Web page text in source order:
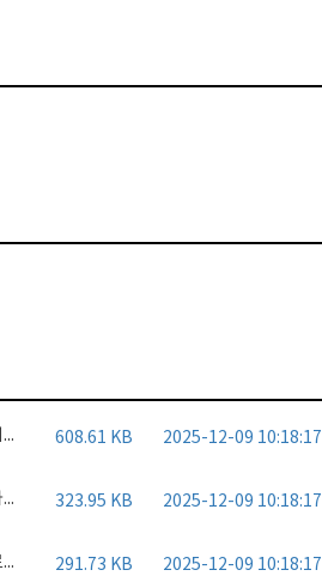
경기도유망중소기업지정서.pdf 2025-12-09 10:18:17
608.61 KB
디자인 전문회사 확인증.pdf 2025-12-09 10:18:17
323.95 KB
글로벌 강소기업 지정서.pdf 2025-12-09 10:18:17
291.73 KB